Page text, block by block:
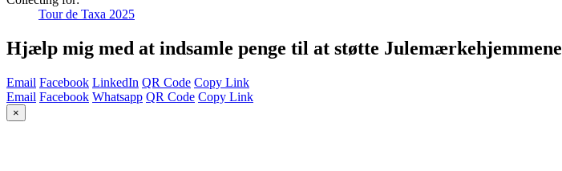
Tour de Taxa 2025
Hjælp mig med at indsamle penge til at støtte Julemærkehjemmene
Email Facebook LinkedIn QR Code Copy Link
Email Facebook Whatsapp QR Code Copy Link
×